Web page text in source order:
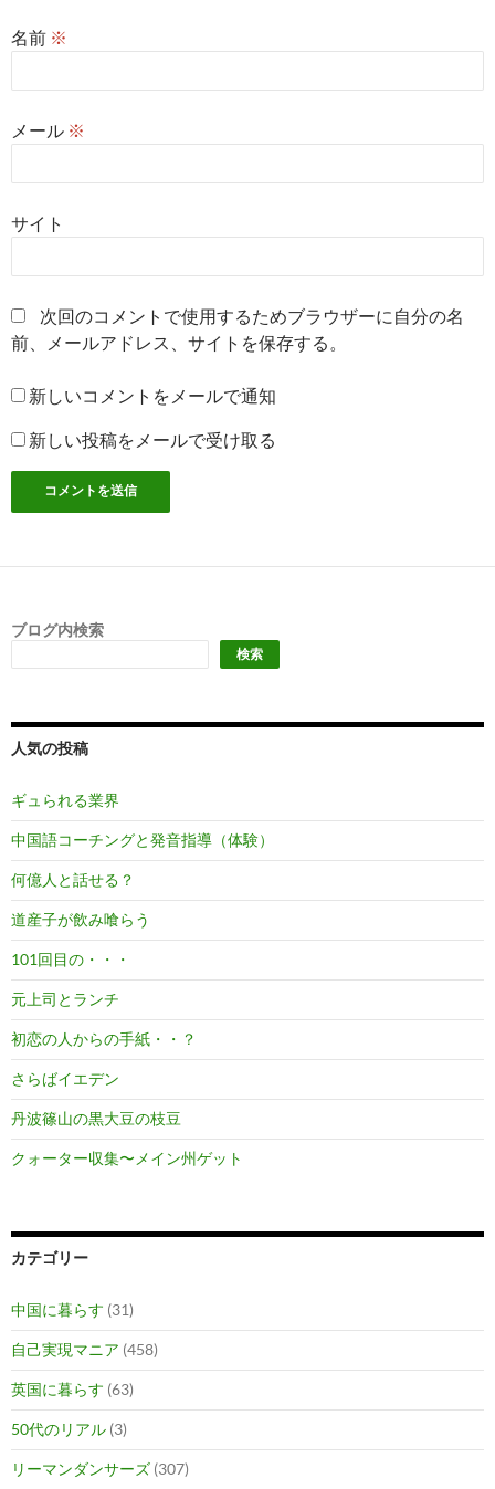
名前 ※
メール ※
サイト
次回のコメントで使用するためブラウザーに自分の名
前、メールアドレス、サイトを保存する。
新しいコメントをメールで通知
新しい投稿をメールで受け取る
ブログ内検索
検索
人気の投稿
ギュられる業界
中国語コーチングと発音指導（体験）
何億人と話せる？
道産子が飲み喰らう
101回目の・・・
元上司とランチ
初恋の人からの手紙・・？
さらばイエデン
丹波篠山の黒大豆の枝豆
クォーター収集〜メイン州ゲット
カテゴリー
中国に暮らす (31)
自己実現マニア (458)
英国に暮らす (63)
50代のリアル (3)
リーマンダンサーズ (307)